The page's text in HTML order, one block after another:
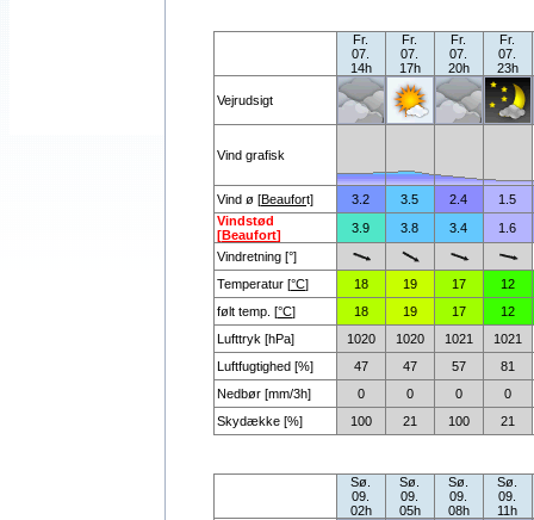
Fr.
07.
14h
Fr.
07.
17h
Fr.
07.
20h
Fr.
07.
23h
Vejrudsigt
Vind grafisk
Vind ø [Beaufort] 3.2 3.5 2.4
1.5
Vindstød
[Beaufort] 3.9 3.8 3.4
1.6
Vindretning [°]
Temperatur [°C] 18 19 17
12
følt temp. [°C] 18 19 17
12
Lufttryk [hPa]
1020 1020 1021
1021
Luftfugtighed [%]
47 47 57
81
Nedbør [mm/3h]
0 0 0
0
Skydække [%]
100 21 100 21
Sø.
09.
02h
Sø.
09.
05h
Sø.
09.
08h
Sø.
09.
11h